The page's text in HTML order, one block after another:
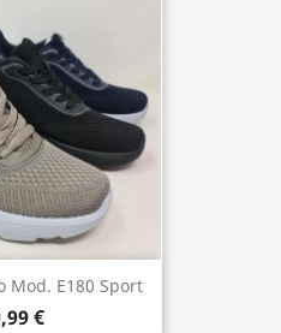
Mod. E180 Sport
€